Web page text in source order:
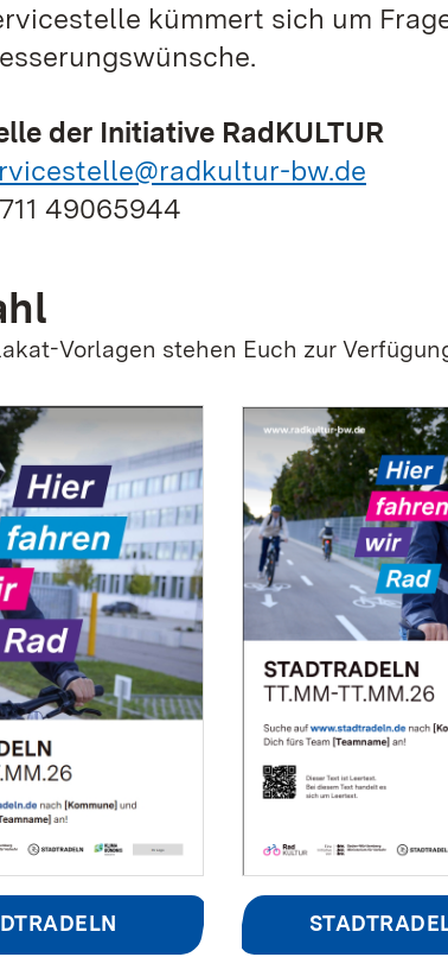
kümmert sich um
der Initiative RadKULTUR
bw.de
49065944
Vorlagen stehen Euch zur